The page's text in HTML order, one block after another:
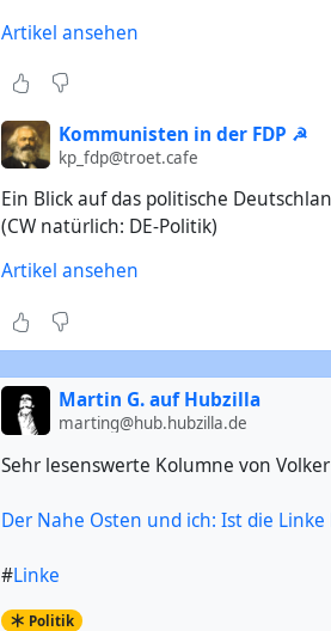
Artikel ansehen
Kommunisten in der FDP ☭
kp_fdp@troet.cafe
Ein Blick auf das politische
(CW natürlich: DE-Politik)
Artikel ansehen
Martin G. auf Hubzilla
marting@hub.hubzilla.de
Sehr lesenswerte Kolumne von
Der Nahe Osten und ich: Ist die
#Linke
Politik